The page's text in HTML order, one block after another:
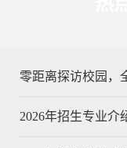
零距离探访校园，
2026年招生专业介